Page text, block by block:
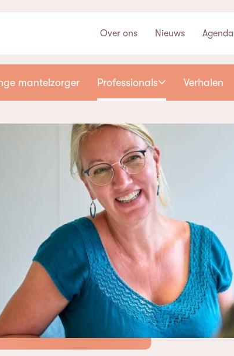
Over ons Nieuws Agenda
mantelzorger Professionals
E-learning
Bijscholing
Verhalen